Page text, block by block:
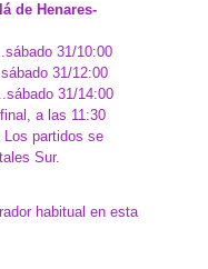
de Henares-
31/10:00
31/12:00
31/14:00
a las 11:30
Los partidos se
Sur.
habitual en esta